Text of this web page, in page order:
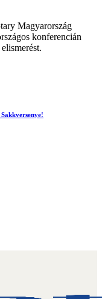
Magyarország
konferencián